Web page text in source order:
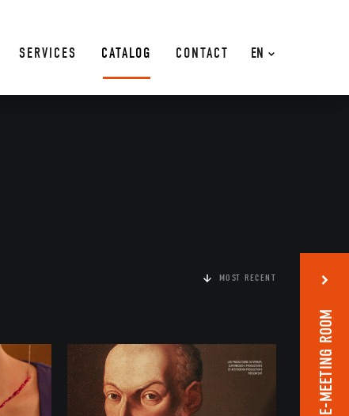
EN
SERVICES CATALOG CONTACT
MOST RECENT
E-MEETING ROOM